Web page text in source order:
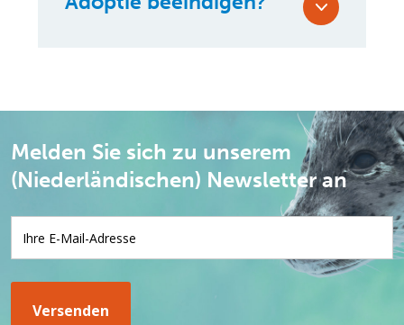
Melden Sie sich zu unserem
(Niederländischen) Newsletter an